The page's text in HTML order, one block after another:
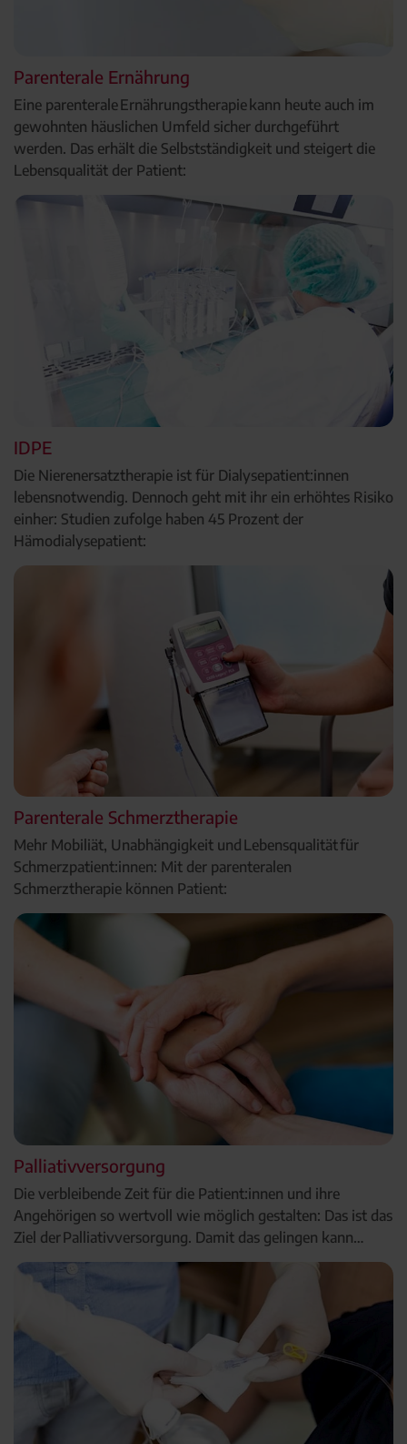
Parenterale Ernährung
Eine parenterale Ernährungstherapie kann heute auch im
gewohnten häuslichen Umfeld sicher durchgeführt
werden. Das erhält die Selbstständigkeit und steigert die
Lebensqualität der Patient:
IDPE
Die Nierenersatztherapie ist für Dialysepatient:innen
lebensnotwendig. Dennoch geht mit ihr ein erhöhtes Risiko
einher: Studien zufolge haben 45 Prozent der
Hämodialysepatient:
Parenterale Schmerztherapie
Mehr Mobiliät, Unabhängigkeit und Lebensqualität für
Schmerzpatient:innen: Mit der parenteralen
Schmerztherapie können Patient:
Palliativversorgung
Die verbleibende Zeit für die Patient:innen und ihre
Angehörigen so wertvoll wie möglich gestalten: Das ist das
Ziel der Palliativversorgung. Damit das gelingen kann…